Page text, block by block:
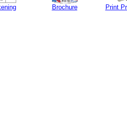
Brochure Print